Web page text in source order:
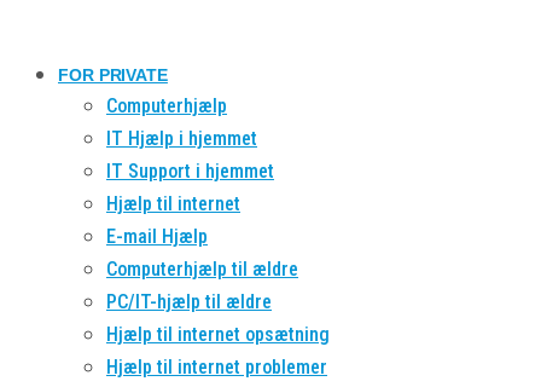
FOR PRIVATE
Computerhjælp
IT Hjælp i hjemmet
IT Support i hjemmet
Hjælp til internet
E-mail Hjælp
Computerhjælp til ældre
PC/IT-hjælp til ældre
Hjælp til internet opsætning
Hjælp til internet problemer